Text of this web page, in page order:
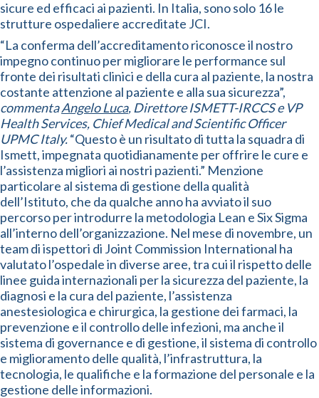
sicure ed efficaci ai pazienti. In Italia, sono solo 16 le
strutture ospedaliere accreditate JCI.
“La conferma dell’accreditamento riconosce il nostro
impegno continuo per migliorare le performance sul
fronte dei risultati clinici e della cura al paziente, la nostra
costante attenzione al paziente e alla sua sicurezza”,
commentaAngelo Luca, Direttore ISMETT-IRCCS e VP
Health Services, Chief Medical and Scientific Officer
UPMC Italy.“Questo è un risultato di tutta la squadra di
Ismett, impegnata quotidianamente per offrire le cure e
l’assistenza migliori ai nostri pazienti.” Menzione
particolare al sistema di gestione della qualità
dell’Istituto, che da qualche anno ha avviato il suo
percorso per introdurre la metodologia Lean e Six Sigma
all’interno dell’organizzazione. Nel mese di novembre, un
team di ispettori di Joint Commission International ha
valutato l’ospedale in diverse aree, tra cui il rispetto delle
linee guida internazionali per la sicurezza del paziente, la
diagnosi e la cura del paziente, l’assistenza
anestesiologica e chirurgica, la gestione dei farmaci, la
prevenzione e il controllo delle infezioni, ma anche il
sistema di governance e di gestione, il sistema di controllo
e miglioramento delle qualità, l’infrastruttura, la
tecnologia, le qualifiche e la formazione del personale e la
gestione delle informazioni.